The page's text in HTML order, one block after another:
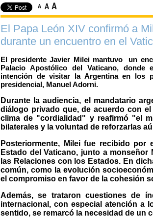
El Papa León XIV confirmó a
durante un encuentro en el
El presidente Javier Milei mantuvo un
Palacio Apostólico del Vaticano,
intención de visitar la Argentina en los
presidencial, Manuel Adorni.
Durante la audiencia, el mandatario
diálogo privado que, de acuerdo con
clima de "cordialidad" y reafirmó "el
bilaterales y la voluntad de reforzarlas
Posteriormente, Milei fue recibido por
Estado del Vaticano, junto a monseñor
las Relaciones con los Estados. En
común, como la evolución
el compromiso en favor de la cohesión
Además, se trataron cuestiones de
internacional, con especial atención a
sentido, se remarcó la necesidad de un